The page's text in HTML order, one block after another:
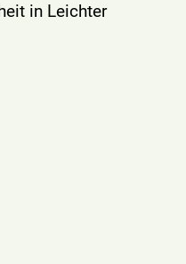
in Leichter